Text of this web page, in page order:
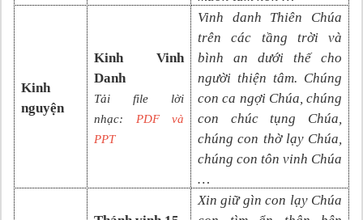
Kinh
nguyện
Kinh Vinh
Danh
Tải file lời
nhạc: PDF và
PPT
Vinh danh Thiên Chúa
trên các tầng trời và
bình an dưới thế cho
người thiện tâm. Chúng
con ca ngợi Chúa, chúng
con chúc tụng Chúa,
chúng con thờ lạy Chúa,
chúng con tôn vinh Chúa
…
Xin giữ gìn con lạy Chúa